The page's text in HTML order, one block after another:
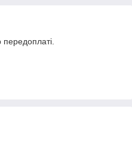
передоплаті.